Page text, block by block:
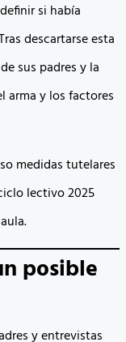
si había
descartarse esta
sus padres y la
arma y los factores
medidas tutelares
lectivo 2025
posible
y entrevistas